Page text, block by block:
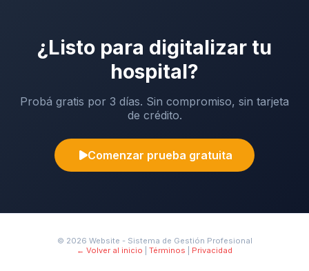
¿Listo para digitalizar tu
hospital?
Probá gratis por 3 días. Sin compromiso, sin tarjeta
de crédito.
Comenzar prueba gratuita
© 2026 Website - Sistema de Gestión Profesional
← Volver al inicio
Términos Privacidad